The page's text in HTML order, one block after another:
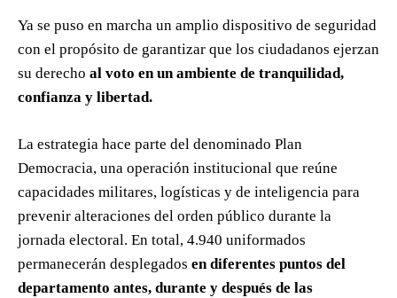
Ya se puso en marcha un amplio dispositivo de seguridad
con el propósito de garantizar que los ciudadanos ejerzan
su derecho al voto en un ambiente de tranquilidad,
confianza y libertad.
La estrategia hace parte del denominado Plan
Democracia, una operación institucional que reúne
capacidades militares, logísticas y de inteligencia para
prevenir alteraciones del orden público durante la
jornada electoral. En total, 4.940 uniformados
permanecerán desplegados en diferentes puntos del
departamento antes, durante y después de las